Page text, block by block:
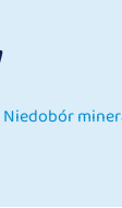
Niedobór